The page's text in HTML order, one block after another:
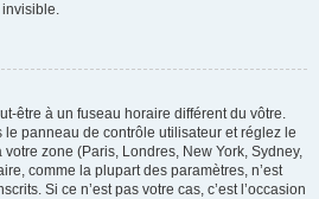
être à un fuseau horaire différent du vôtre.
le panneau de contrôle utilisateur et réglez le
zone (Paris, Londres, New York, Sydney,
comme la plupart des paramètres, n’est
Si ce n’est pas votre cas, c’est l’occasion